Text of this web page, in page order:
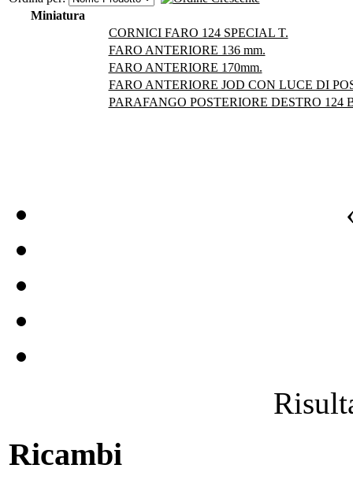
Miniatura
CORNICI FARO 124 SPECIAL T.
FARO ANTERIORE 136 mm.
FARO ANTERIORE 170mm.
FARO ANTERIORE JOD CON LUCE DI
PARAFANGO POSTERIORE DESTRO 124
Ricambi